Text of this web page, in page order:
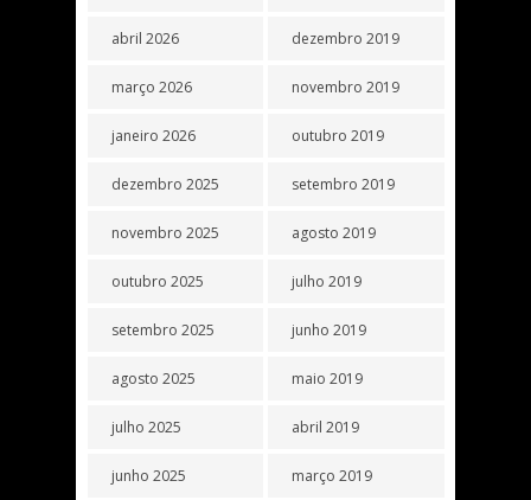
abril 2026
março 2026
janeiro 2026
dezembro 2025
novembro 2025
outubro 2025
setembro 2025
agosto 2025
julho 2025
junho 2025
dezembro 2019
novembro 2019
outubro 2019
setembro 2019
agosto 2019
julho 2019
junho 2019
maio 2019
abril 2019
março 2019